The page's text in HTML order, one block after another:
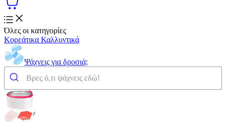
Όλες οι κατηγορίες
Κορεάτικα Καλλυντικά
Ψάχνεις για δροσιά;